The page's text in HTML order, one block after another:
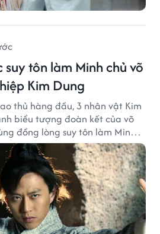
tôn làm Minh chủ võ
Kim Dung
thủ hàng đầu, 3 nhân vật Kim
biểu tượng đoàn kết của võ
đồng lòng suy tôn làm Minh